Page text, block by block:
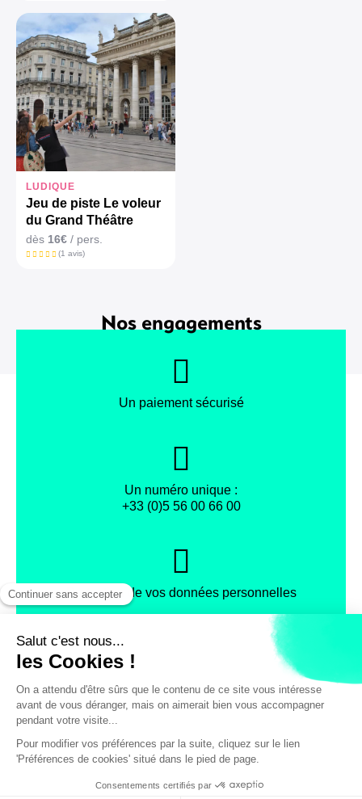
LUDIQUE
Jeu de piste Le voleur
du Grand Théâtre
dès 16€ / pers.
(1 avis)
Nos engagements
Un paiement sécurisé
Un numéro unique :
+33 (0)5 56 00 66 00
Protection de vos données personnelles
Mentions légales
Conditions générales de vente